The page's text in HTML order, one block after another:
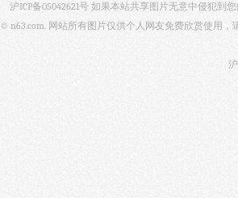
沪ICP备05042621号 如果本站共享图片无意中侵犯到
© n63.com. 网站所有图片仅供个人网友免费欣赏使用